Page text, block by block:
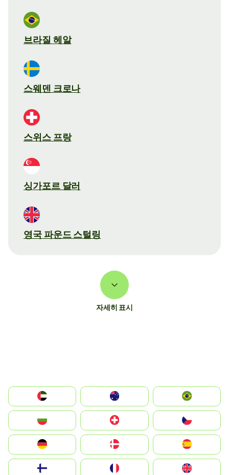
브라질 헤알
스웨덴 크로나
스위스 프랑
싱가포르 달러
영국 파운드 스털링
자세히 표시
الإمارات العربية المتحدة
Switzerland
Deutschland
United Kingdom